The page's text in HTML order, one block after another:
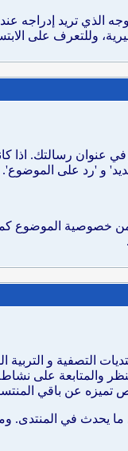
الوجه الذي تريد
وللتعرف على
في عنوان رسالتك. اذا
و 'رد على
خصوصية الموضوع
التصفية و
والمتابعة على
عن باقي
ما يحدث في